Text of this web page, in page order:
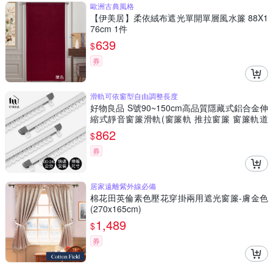
歐洲古典風格
【伊美居】柔依絨布遮光單開單層風水簾 88X1
76cm 1件
$639
券
滑軌可依窗型自由調整長度
好物良品 S號90~150cm高品質隱藏式鋁合金伸
縮式靜音窗簾滑軌(窗簾軌 推拉窗簾 窗簾軌道
遮光窗簾 窗簾)
$862
券
居家遠離紫外線必備
棉花田英倫素色壓花穿掛兩用遮光窗簾-膚金色
(270x165cm)
$1,489
券